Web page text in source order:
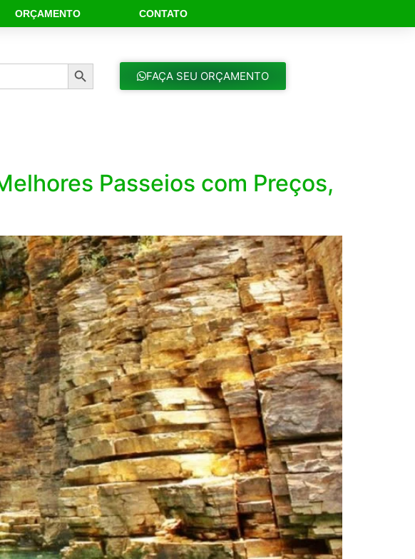
ORÇAMENTO CONTATO
Search Button
FAÇA SEU ORÇAMENTO
Passeios com Preços,